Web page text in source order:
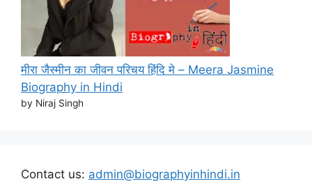
मीरा जैस्मीन का जीवन परिचय हिंदि मे – Meera Jasmine
Biography in Hindi
by Niraj Singh
Contact us: admin@biographyinhindi.in